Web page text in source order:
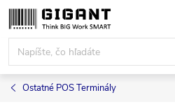
Prejsť
na
obsah
Ostatné POS Terminály